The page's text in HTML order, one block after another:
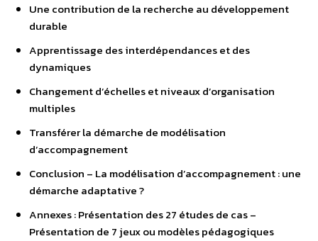
Une contribution de la recherche au développement
durable
Apprentissage des interdépendances et des
dynamiques
Changement d’échelles et niveaux d’organisation
multiples
Transférer la démarche de modélisation
d’accompagnement
Conclusion – La modélisation d’accompagnement : une
démarche adaptative ?
Annexes : Présentation des 27 études de cas –
Présentation de 7 jeux ou modèles pédagogiques